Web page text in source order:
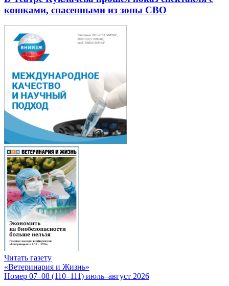
кошками, спасенными из зоны СВО
Читать газету
«Ветеринария и Жизнь»
Номер 07–08 (110–111) июль–август 2026